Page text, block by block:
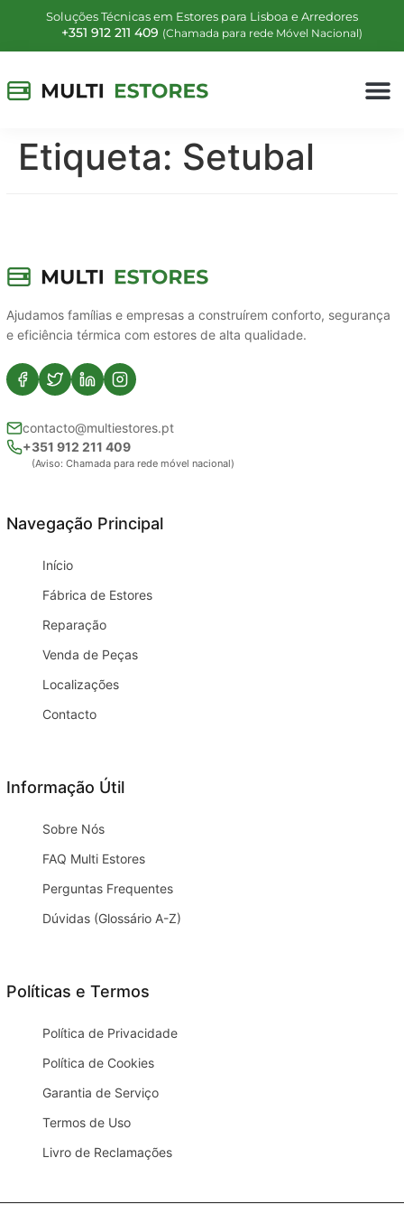
Soluções Técnicas em Estores para Lisboa e Arredores
+351 912 211 409 (Chamada para rede Móvel Nacional)
Etiqueta: Setubal
Ajudamos famílias e empresas a construírem conforto, segurança
e eficiência térmica com estores de alta qualidade.
contacto@multiestores.pt
+351 912 211 409
(Aviso: Chamada para rede móvel nacional)
Navegação Principal
Início
Fábrica de Estores
Reparação
Venda de Peças
Localizações
Contacto
Informação Útil
Sobre Nós
FAQ Multi Estores
Perguntas Frequentes
Dúvidas (Glossário A-Z)
Políticas e Termos
Política de Privacidade
Política de Cookies
Garantia de Serviço
Termos de Uso
Livro de Reclamações